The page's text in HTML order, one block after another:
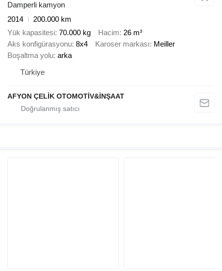
Damperli kamyon
2014
200.000 km
Yük kapasitesi 70.000 kg Hacim 26 m³
Aks konfigürasyonu 8x4 Karoser markası Meiller
Boşaltma yolu arka
Türkiye
AFYON ÇELİK OTOMOTİV&İNŞAAT